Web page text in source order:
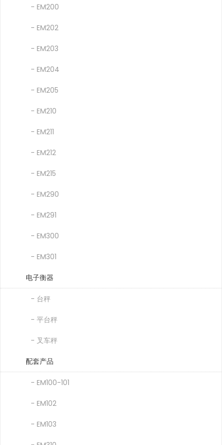
- EM200
- EM202
- EM203
- EM204
- EM205
- EM210
- EM211
- EM212
- EM215
- EM290
- EM291
- EM300
- EM301
电子衡器
- 台秤
- 平台秤
- 叉车秤
配套产品
- EM100-101
- EM102
- EM103